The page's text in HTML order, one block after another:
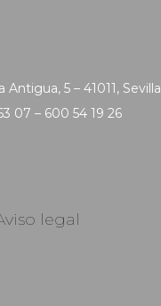
Antigua, 5 – 41011, Sevilla
07 – 600 54 19 26
legal